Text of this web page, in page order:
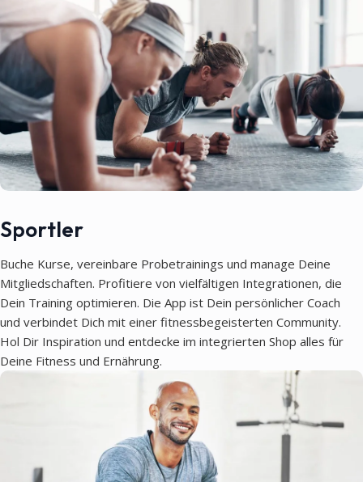
Sportler
Buche Kurse, vereinbare Probetrainings und manage Deine
Mitgliedschaften. Profitiere von vielfältigen Integrationen, die
Dein Training optimieren. Die App ist Dein persönlicher Coach
und verbindet Dich mit einer fitnessbegeisterten Community.
Hol Dir Inspiration und entdecke im integrierten Shop alles für
Deine Fitness und Ernährung.